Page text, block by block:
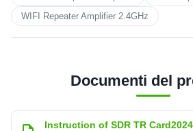
WIFI Repeater Amplifier 2.4GHz
Documenti del
Instruction of SDR TR